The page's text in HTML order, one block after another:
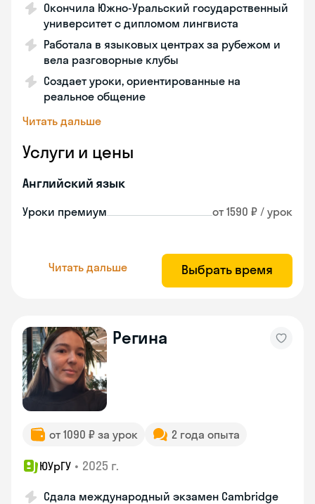
Окончила Южно-Уральский государственный
университет с дипломом лингвиста
Работала в языковых центрах за рубежом и
вела разговорные клубы
Создает уроки, ориентированные на
реальное общение
Читать дальше
Услуги и цены
Английский язык
Уроки премиум от 1590 ₽ / урок
Читать дальше Выбрать время
Регина
от 1090 ₽ за урок 2 года опыта
ЮУрГУ • 2025 г.
Сдала международный экзамен Cambridge